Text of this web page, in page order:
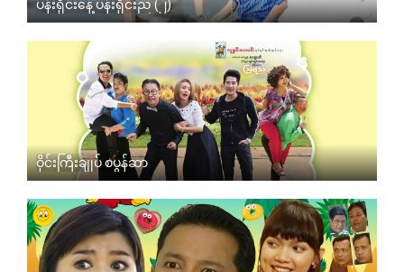
ပန်းရိုင်းနေ့ ပန်းရိုင်းည (၂)
ဝိုင်းကြီးချုပ် စပွန်ဆာ